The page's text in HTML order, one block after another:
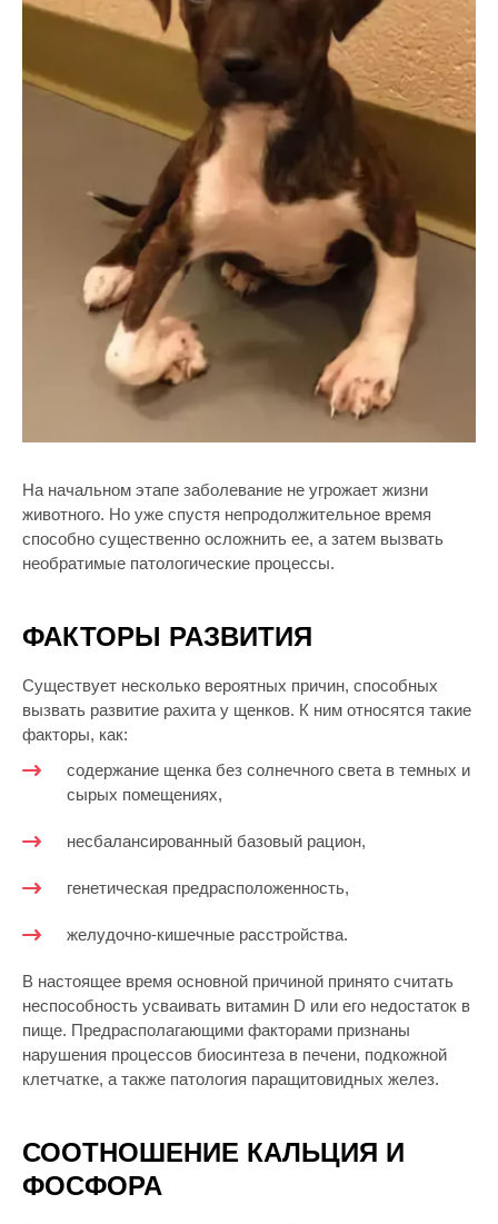
На начальном этапе заболевание не угрожает жизни
животного. Но уже спустя непродолжительное время
способно существенно осложнить ее, а затем вызвать
необратимые патологические процессы.
ФАКТОРЫ РАЗВИТИЯ
Существует несколько вероятных причин, способных
вызвать развитие рахита у щенков. К ним относятся такие
факторы, как:
содержание щенка без солнечного света в темных и
сырых помещениях,
несбалансированный базовый рацион,
генетическая предрасположенность,
желудочно-кишечные расстройства.
В настоящее время основной причиной принято считать
неспособность усваивать витамин D или его недостаток в
пище. Предрасполагающими факторами признаны
нарушения процессов биосинтеза в печени, подкожной
клетчатке, а также патология паращитовидных желез.
СООТНОШЕНИЕ КАЛЬЦИЯ И
ФОСФОРА